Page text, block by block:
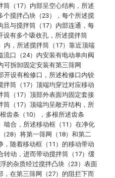
（17）内部呈空心结构，所述
个搅拌凸块（23），每个所述搅
且与搅拌筒（17）内部连通，每
设有多个吸收孔，所述搅拌筒
内，所述搅拌筒（17）靠近顶端
口（24）内安装有电动单向阀
可拆卸固定安装有第三筛网
开设有检修口，所述检修口内铰
筒（17）顶端均穿过对应移动
筒（17）顶部外表面均固定套接
筒（17）顶端均呈敞开结构，所
齿条（10），多根所述齿条
啮合，所述移动框（11）在净化
28）将第一筛网（18）和第二
随着移动框（11）的移动带动
转动，进而带动搅拌筒（17）缓
的杂质经过搅拌凸块（23）表面
，在第三筛网（27）的阻拦下而